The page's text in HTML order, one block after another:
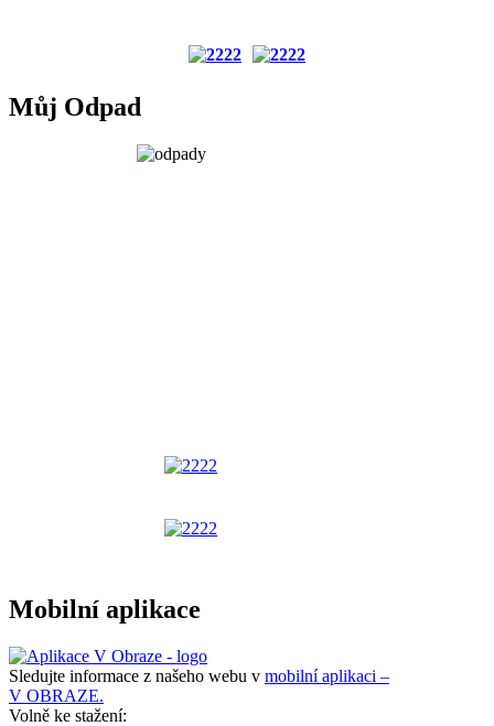
Můj Odpad
Mobilní aplikace
Sledujte informace z našeho webu v mobilní aplikaci –
V OBRAZE.
Volně ke stažení: